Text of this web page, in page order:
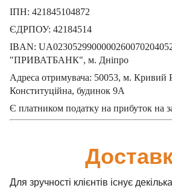
ІПН: 421845104872
ЄДРПОУ: 42184514
IBAN:
"ПРИВАТБАНК", м. Дніпро
Адреса отримувача: 50053, м. Кривий
Конституційна, будинок 9А
Є платником податку на прибуток на
Для зручності клієнтів існує